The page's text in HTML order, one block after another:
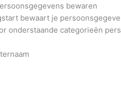
bewaren
bewaart je
onderstaande categorieën